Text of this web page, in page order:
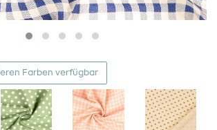
Farben verfügbar